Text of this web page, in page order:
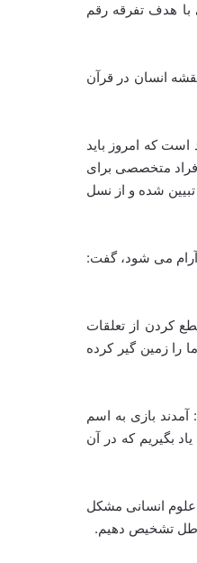
با هدف تفرقه رقم
انسان در قرآن
که امروز باید
متخصصی برای
شده و از نسل
آرام می شود، گفت:
کردن از تعلقات
را زمین گیر کرده
بازی به اسم
بگیریم که در آن
انسانی مشکل
تشخیص دهیم.